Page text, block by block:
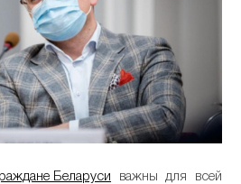
Беларуси важны для всей